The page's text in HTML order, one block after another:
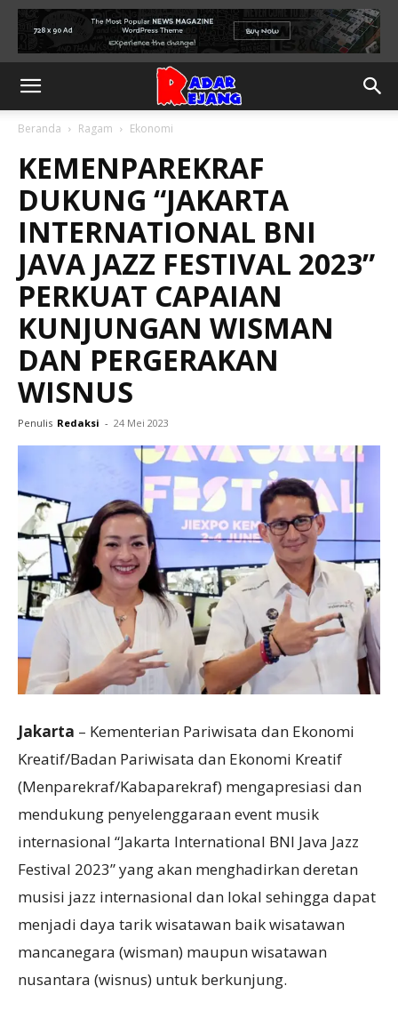
Beranda Ragam Ekonomi
KEMENPAREKRAF
DUKUNG “JAKARTA
INTERNATIONAL BNI
JAVA JAZZ FESTIVAL 2023”
PERKUAT CAPAIAN
KUNJUNGAN WISMAN
DAN PERGERAKAN
WISNUS
Penulis Redaksi - 24 Mei 2023
Jakarta – Kementerian Pariwisata dan Ekonomi
Kreatif/Badan Pariwisata dan Ekonomi Kreatif
(Menparekraf/Kabaparekraf) mengapresiasi dan
mendukung penyelenggaraan event musik
internasional “Jakarta International BNI Java Jazz
Festival 2023” yang akan menghadirkan deretan
musisi jazz internasional dan lokal sehingga dapat
menjadi daya tarik wisatawan baik wisatawan
mancanegara (wisman) maupun wisatawan
nusantara (wisnus) untuk berkunjung.